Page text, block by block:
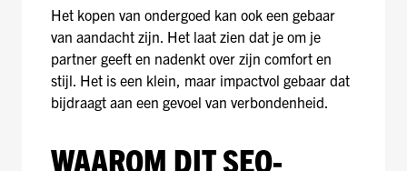
Het kopen van ondergoed kan ook een gebaar
van aandacht zijn. Het laat zien dat je om je
partner geeft en nadenkt over zijn comfort en
stijl. Het is een klein, maar impactvol gebaar dat
bijdraagt aan een gevoel van verbondenheid.
WAAROM DIT SEO-